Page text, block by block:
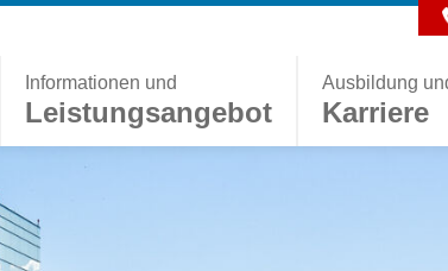
Informationen und
Leistungsangebot
Ausbildung
Karriere